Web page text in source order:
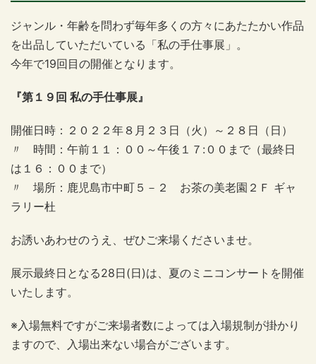
ジャンル・年齢を問わず毎年多くの方々にあたたかい作品
を出品していただいている「私の手仕事展」。
今年で19回目の開催となります。
『第１９回 私の手仕事展』
開催日時：２０２２年８月２３日（火）～２８日（日）
〃 時間：午前１１：００～午後１７:００まで（最終日
は１６：００まで）
〃 場所：鹿児島市中町５－２ お茶の美老園２Ｆ ギャ
ラリー杜
お誘いあわせのうえ、ぜひご来場くださいませ。
展示最終日となる28日(日)は、夏のミニコンサートを開催
いたします。
※入場無料ですがご来場者数によっては入場規制が掛かり
ますので、入場出来ない場合がございます。